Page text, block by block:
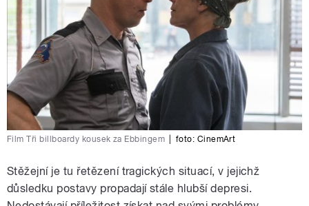
Film Tři billboardy kousek za Ebbingem foto: CinemArt
Stěžejní je tu řetězení tragických situací, v jejichž
důsledku postavy propadají stále hlubší depresi.